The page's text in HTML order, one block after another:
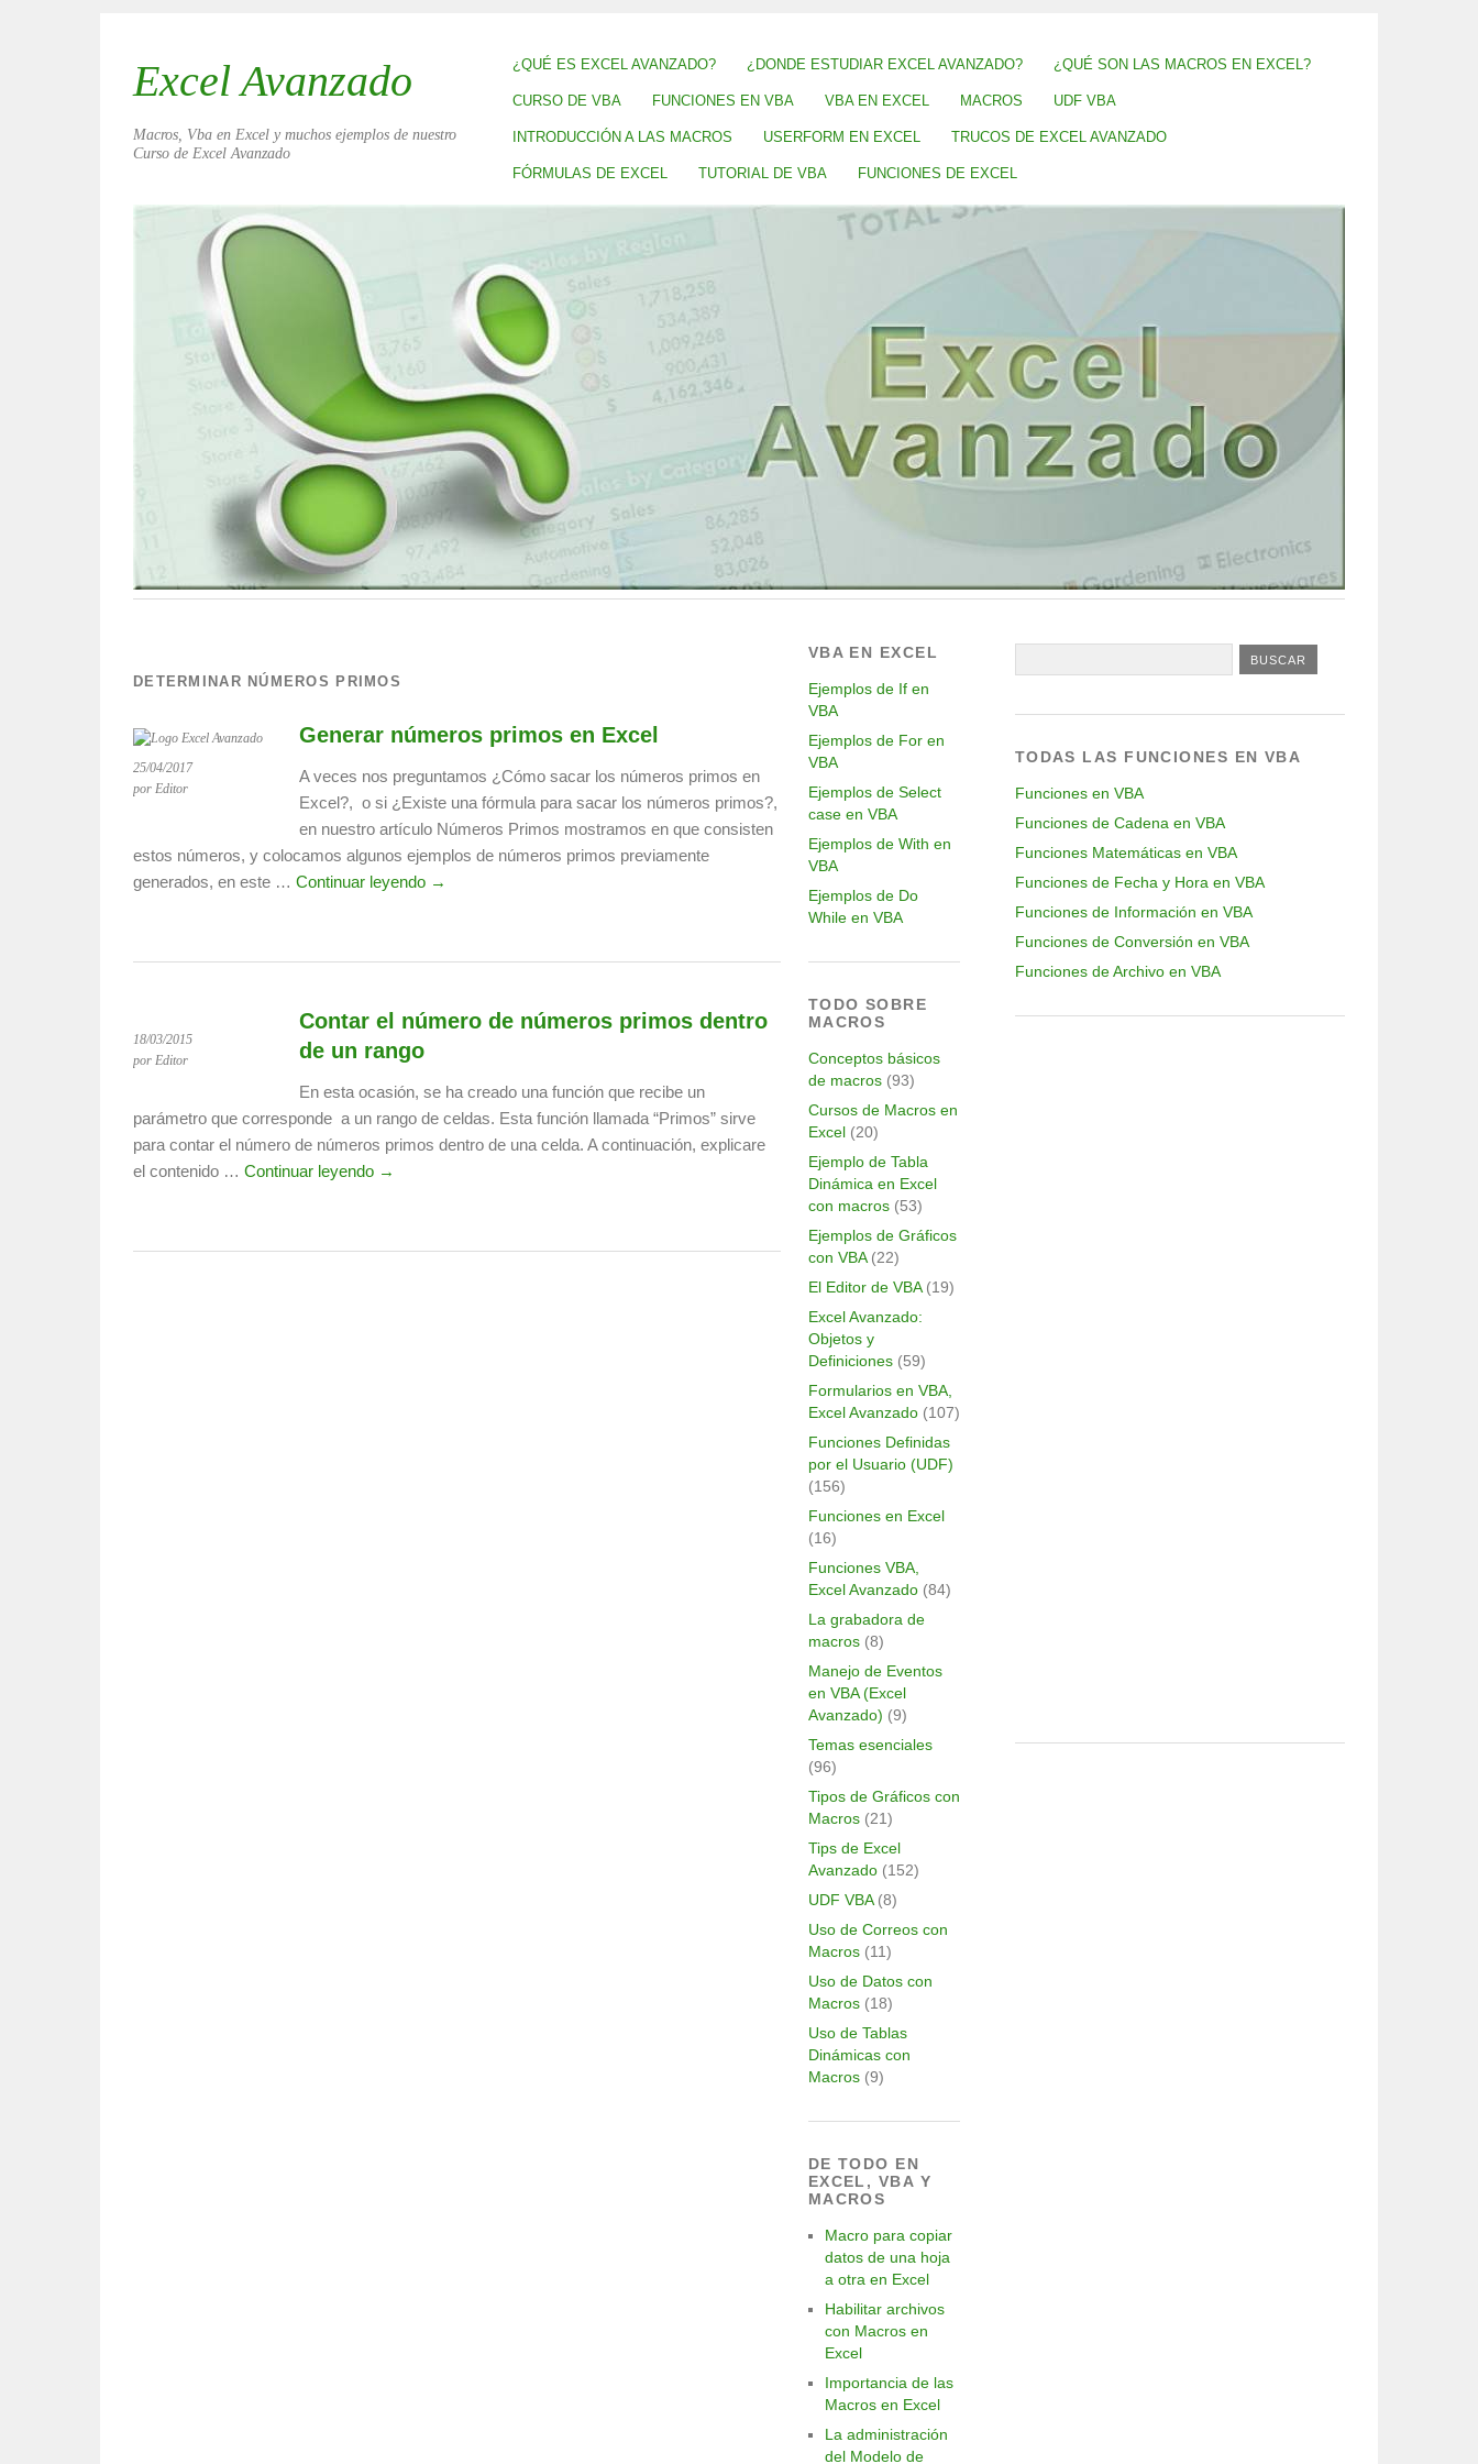
¿QUÉ ES EXCEL AVANZADO? ¿DONDE ESTUDIAR EXCEL AVANZADO? ¿QUÉ SON LAS MACROS EN EXCEL?
CURSO DE VBA FUNCIONES EN VBA VBA EN EXCEL MACROS UDF VBA
INTRODUCCIÓN A LAS MACROS USERFORM EN EXCEL TRUCOS DE EXCEL AVANZADO
FÓRMULAS DE EXCEL TUTORIAL DE VBA FUNCIONES DE EXCEL
Excel Avanzado
Macros, Vba en Excel y muchos ejemplos de nuestro
Curso de Excel Avanzado
DETERMINAR NÚMEROS PRIMOS
25/04/2017
por Editor
Generar números primos en Excel
A veces nos preguntamos ¿Cómo sacar los números primos en
Excel?, o si ¿Existe una fórmula para sacar los números primos?,
en nuestro artículo Números Primos mostramos en que consisten
estos números, y colocamos algunos ejemplos de números primos previamente
generados, en este … Continuar leyendo →
18/03/2015
por Editor
Contar el número de números primos dentro
de un rango
En esta ocasión, se ha creado una función que recibe un
parámetro que corresponde a un rango de celdas. Esta función llamada “Primos” sirve
para contar el número de números primos dentro de una celda. A continuación, explicare
el contenido … Continuar leyendo →
VBA EN EXCEL
Ejemplos de If en
VBA
Ejemplos de For en
VBA
Ejemplos de Select
case en VBA
Ejemplos de With en
VBA
Ejemplos de Do
While en VBA
TODO SOBRE
MACROS
Conceptos básicos
de macros(93)
Cursos de Macros en
Excel(20)
Ejemplo de Tabla
Dinámica en Excel
con macros(53)
Ejemplos de Gráficos
con VBA(22)
El Editor de VBA(19)
Excel Avanzado:
Objetos y
Definiciones(59)
Formularios en VBA,
Excel Avanzado(107)
Funciones Definidas
por el Usuario (UDF)
(156)
Funciones en Excel
(16)
Funciones VBA,
Excel Avanzado(84)
La grabadora de
macros(8)
Manejo de Eventos
en VBA (Excel
Avanzado) (9)
Temas esenciales
(96)
Tipos de Gráficos con
Macros(21)
Tips de Excel
Avanzado(152)
UDF VBA(8)
Uso de Correos con
Macros(11)
Uso de Datos con
Macros(18)
Uso de Tablas
Dinámicas con
Macros(9)
DE TODO EN
EXCEL, VBA Y
MACROS
Macro para copiar
datos de una hoja
a otra en Excel
Habilitar archivos
con Macros en
Excel
Importancia de las
Macros en Excel
La administración
del Modelo de
TODAS LAS FUNCIONES EN VBA
Funciones en VBA
Funciones de Cadena en VBA
Funciones Matemáticas en VBA
Funciones de Fecha y Hora en VBA
Funciones de Información en VBA
Funciones de Conversión en VBA
Funciones de Archivo en VBA